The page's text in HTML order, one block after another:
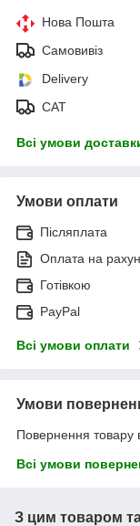
Нова Пошта
Самовивіз
Delivery
САТ
Всі умови
Умови оплати
Післяплата
Оплата на
Готівкою
PayPal
Всі умови оплати
Умови
Повернення товару
Всі умови
З цим товаром